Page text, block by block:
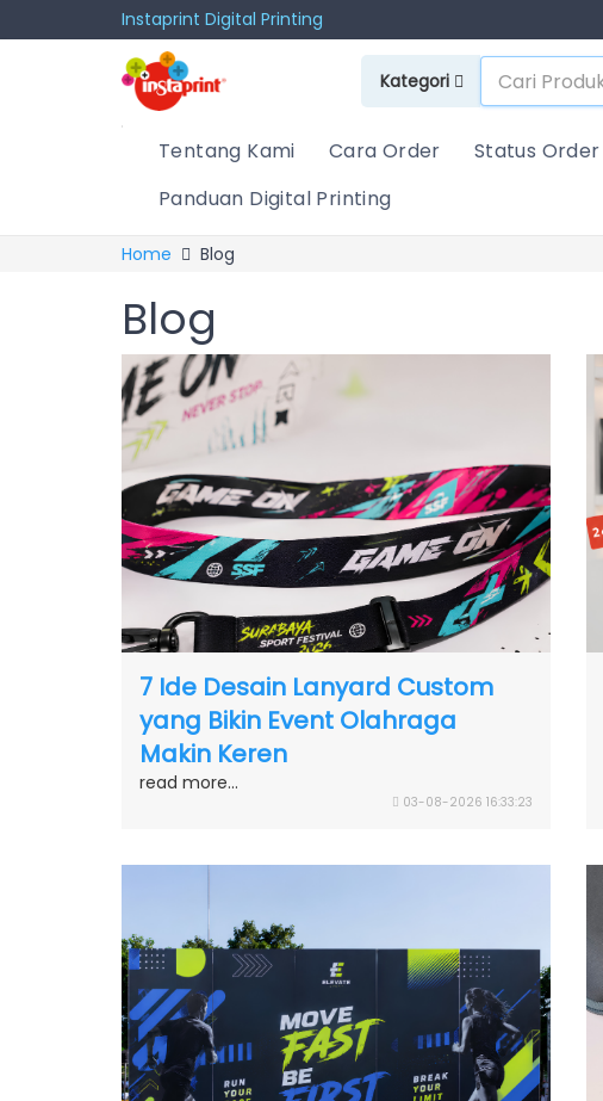
Instaprint Digital Printing
Kategori
Tentang Kami Cara Order Status Order
Panduan Digital Printing
Home Blog
Blog
7 Ide Desain Lanyard Custom
yang Bikin Event Olahraga
Makin Keren
read more...
03-08-2026 16:33:23